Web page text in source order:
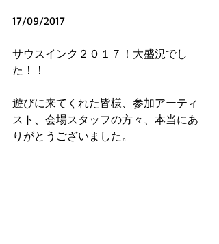
17/09/2017
サウスインク２０１７！大盛況でし
た！！
遊びに来てくれた皆様、参加アーティ
スト、会場スタッフの方々、本当にあ
りがとうございました。